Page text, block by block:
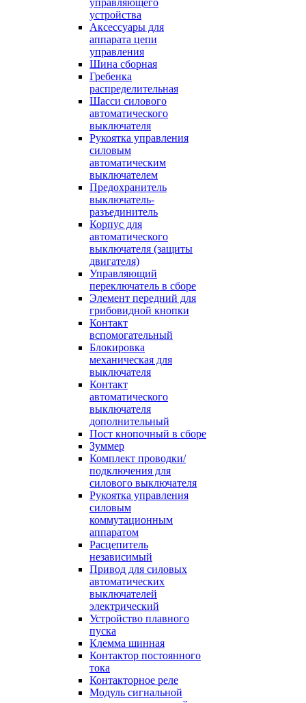
управляющего
устройства
Аксессуары для
аппарата цепи
управления
Шина сборная
Гребенка
распределительная
Шасси силового
автоматического
выключателя
Рукоятка управления
силовым
автоматическим
выключателем
Предохранитель
выключатель-
разъединитель
Корпус для
автоматического
выключателя (защиты
двигателя)
Управляющий
переключатель в сборе
Элемент передний для
грибовидной кнопки
Контакт
вспомогательный
Блокировка
механическая для
выключателя
Контакт
автоматического
выключателя
дополнительный
Пост кнопочный в сборе
Зуммер
Комплект проводки/
подключения для
силового выключателя
Рукоятка управления
силовым
коммутационным
аппаратом
Расцепитель
независимый
Привод для силовых
автоматических
выключателей
электрический
Устройство плавного
пуска
Клемма шинная
Контактор постоянного
тока
Контакторное реле
Модуль сигнальной